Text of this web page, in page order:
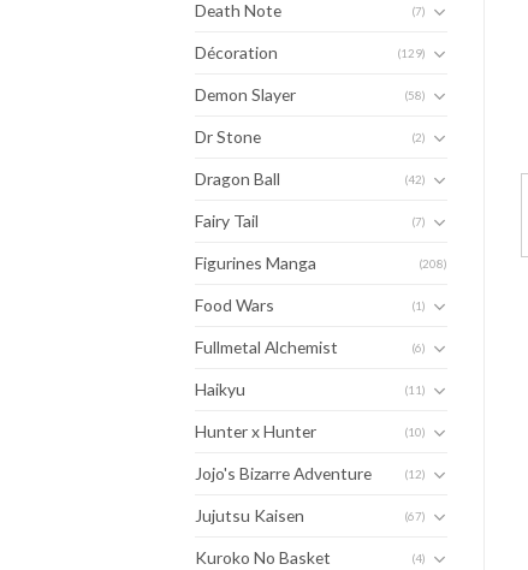
Death Note (7)
Décoration (129)
Demon Slayer (58)
Dr Stone (2)
Dragon Ball (42)
Fairy Tail (7)
Figurines Manga (208)
Food Wars (1)
Fullmetal Alchemist (6)
Haikyu (11)
Hunter x Hunter (10)
Jojo's Bizarre Adventure (12)
Jujutsu Kaisen (67)
Kuroko No Basket (4)